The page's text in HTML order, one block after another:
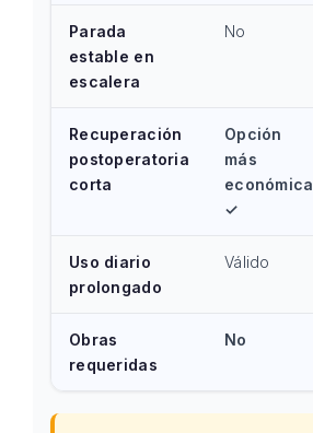
Parada
estable en
escalera
No
Recuperación
postoperatoria
corta
Opción
más
económica
✓
Uso diario
prolongado
Válido
Obras
requeridas
No